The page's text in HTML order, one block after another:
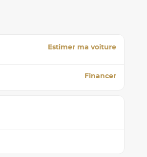
Estimer ma voiture
Financer